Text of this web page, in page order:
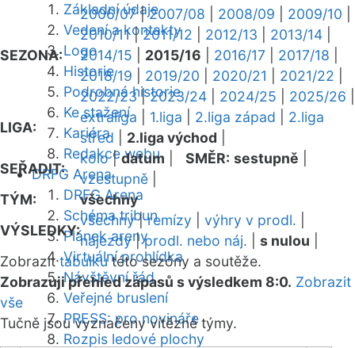
Základní údaje
Vedení a kontakty
Logo
Historie
Podrobná historie
Ke stažení
Kariéra
Redakce webu
DRFG Arena
DRFG Arena
Schéma tribun
Plánek areny
Virtuální prohlídka
Návštěvní řád
Veřejné bruslení
PRESS: pro novináře
Rozpis ledové plochy
SEZONA:
2006/07|2007/08 2008/09 2009/10
2010/11|2011/12 2012/13 2013/14
2014/15
2015/16 2016/17 2017/18
2018/19
2019/20 2020/21 2021/22
2022/23|2023/24 2024/25 2025/26
LIGA:
extraliga 1.liga 2.liga západ
2.liga
střed
2.liga východ
SEŘADIT:
kolo|datum SMĚR: sestupně
vzestupně
TÝM:
všechny
VÝSLEDKY:
všechny|remízy výhry v prodl.
nájezdy|prodl. nebo náj. s nulou
Zobrazittabulkutéto sezóny a soutěže.
Zobrazuji přehled zápasů s výsledkem 8:0. Zobrazit
vše
Tučně jsou vyznačeny vítězné týmy.